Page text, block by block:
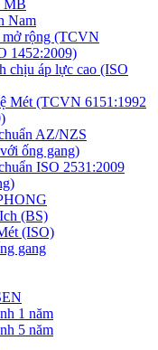
MB
Nam
rộng (TCVN
1452:2009)
chịu áp lực cao (ISO
Mét (TCVN 6151:1992
AZ/NZS
ống gang)
ISO 2531:2009
(BS)
(ISO)
gang
1 năm
5 năm